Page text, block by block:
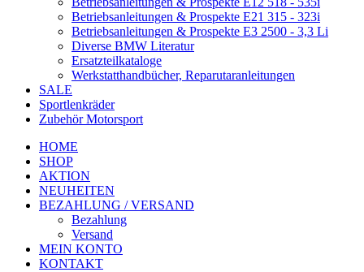
Betriebsanleitungen & Prospekte E21 315 - 323i
Betriebsanleitungen & Prospekte E3 2500 - 3,3 Li
Diverse BMW Literatur
Ersatzteilkataloge
Werkstatthandbücher, Reparutaranleitungen
SALE
Sportlenkräder
Zubehör Motorsport
HOME
SHOP
AKTION
NEUHEITEN
BEZAHLUNG / VERSAND
Bezahlung
Versand
MEIN KONTO
KONTAKT